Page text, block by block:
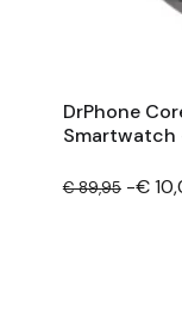
DrPhone
Smartwatch
Horloge
€ 89,95 -€